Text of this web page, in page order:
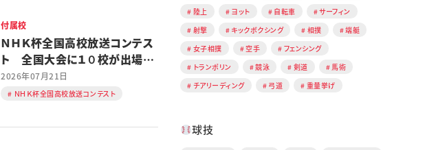
付属校
ＮＨＫ杯全国高校放送コンテス
ト 全国大会に１０校が出場決
める
2026年07月21日
ＮＨＫ杯全国高校放送コンテスト
陸上
ヨット 自転車
サーフィン
射撃
キックボクシング 相撲
端艇
女子相撲
空手
フェンシング
トランポリン
競泳 剣道
馬術
チアリーディング
弓道 重量挙げ
球技